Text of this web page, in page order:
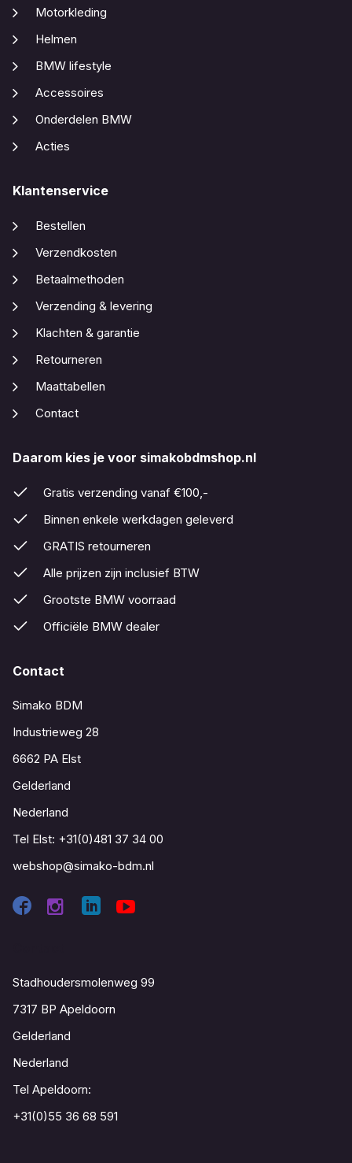
Motorkleding
Helmen
BMW lifestyle
Accessoires
Onderdelen BMW
Acties
Klantenservice
Bestellen
Verzendkosten
Betaalmethoden
Verzending & levering
Klachten & garantie
Retourneren
Maattabellen
Contact
Daarom kies je voor simakobdmshop.nl
Gratis verzending vanaf €100,-
Binnen enkele werkdagen geleverd
GRATIS retourneren
Alle prijzen zijn inclusief BTW
Grootste BMW voorraad
Officiële BMW dealer
Contact
Simako BDM
Industrieweg 28
6662 PA Elst
Gelderland
Nederland
Tel Elst: +31(0)481 37 34 00
webshop@simako-bdm.nl
Stadhoudersmolenweg 99
7317 BP Apeldoorn
Gelderland
Nederland
Tel Apeldoorn:
+31(0)55 36 68 591